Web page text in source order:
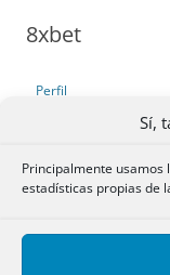
Sí,
Principalmente usamos
estadísticas propias de
8xbet
Perfil
Debates iniciados
Respuestas creadas
Participaciones
Favoritos
Debates